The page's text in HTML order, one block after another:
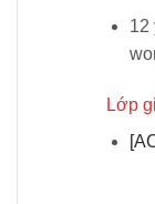
12
Lớp